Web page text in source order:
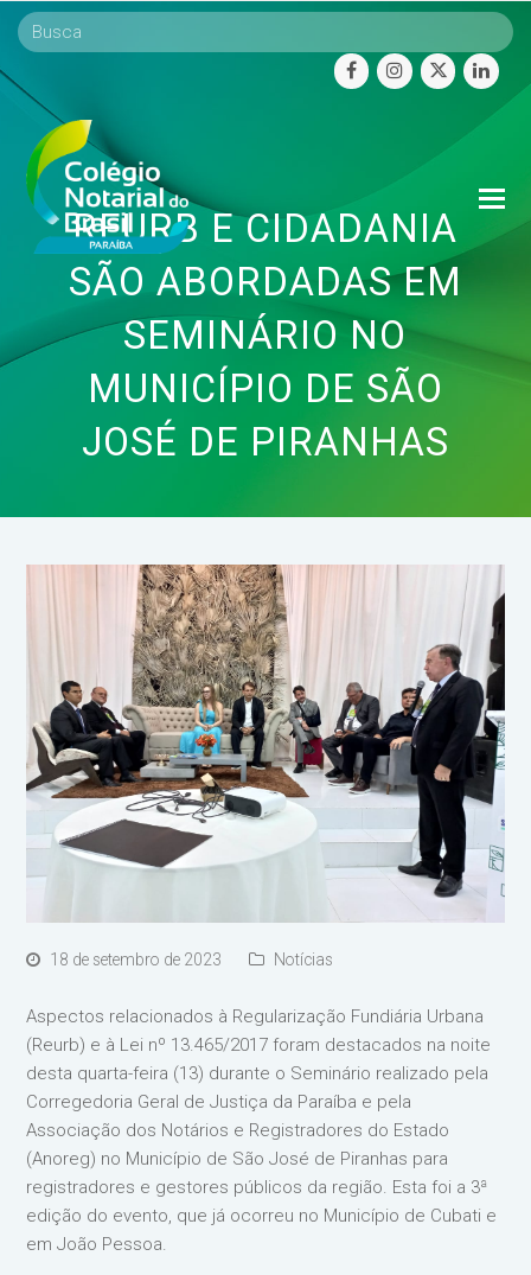
facebookinstagram
twitter
REURB E CIDADANIA
SÃO ABORDADAS EM
SEMINÁRIO NO
MUNICÍPIO DE SÃO
JOSÉ DE PIRANHAS
18 de setembro de 2023 Notícias
Aspectos relacionados à Regularização Fundiária Urbana
(Reurb) e à Lei nº 13.465/2017 foram destacados na noite
desta quarta-feira (13) durante o Seminário realizado pela
Corregedoria Geral de Justiça da Paraíba e pela
Associação dos Notários e Registradores do Estado
(Anoreg) no Município de São José de Piranhas para
registradores e gestores públicos da região. Esta foi a 3ª
edição do evento, que já ocorreu no Município de Cubati e
em João Pessoa.